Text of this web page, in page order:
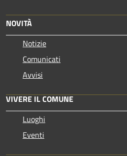
NOVITÀ
Notizie
Comunicati
Avvisi
VIVERE IL COMUNE
Luoghi
Eventi